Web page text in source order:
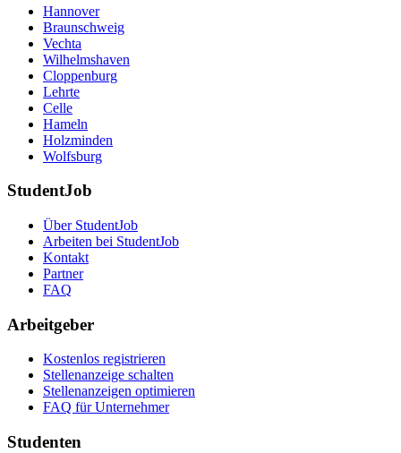
Hannover
Braunschweig
Vechta
Wilhelmshaven
Cloppenburg
Lehrte
Celle
Hameln
Holzminden
Wolfsburg
StudentJob
Über StudentJob
Arbeiten bei StudentJob
Kontakt
Partner
FAQ
Arbeitgeber
Kostenlos registrieren
Stellenanzeige schalten
Stellenanzeigen optimieren
FAQ für Unternehmer
Studenten